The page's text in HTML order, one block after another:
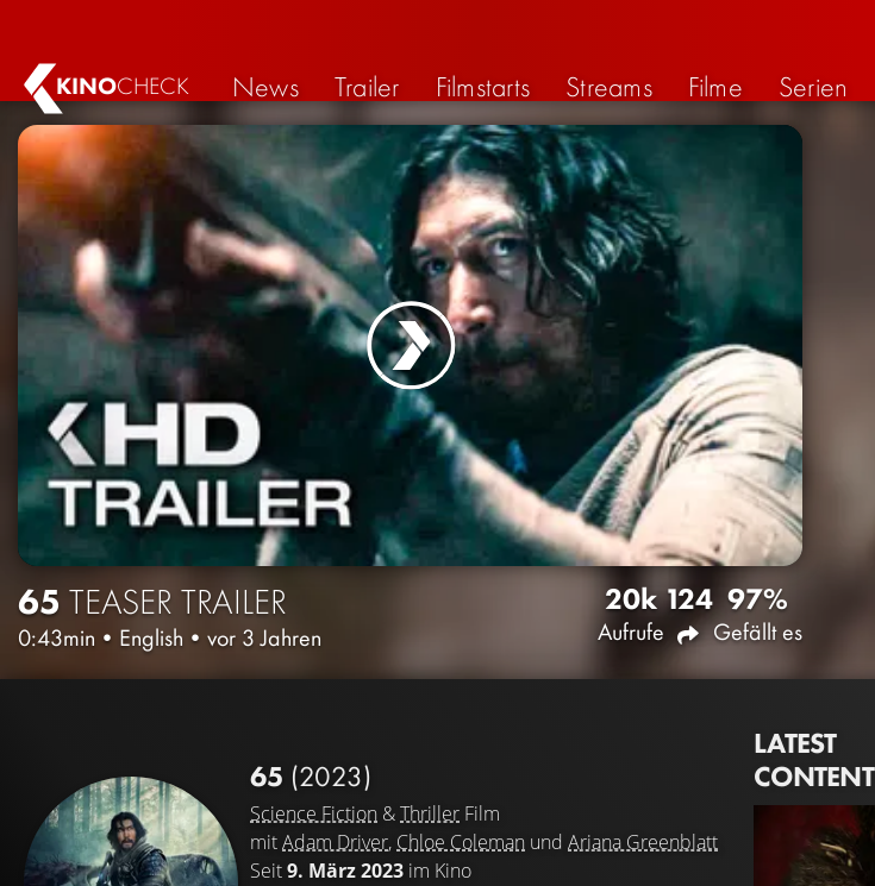
KINOCHECK News Trailer Filmstarts Streams Filme Serien
65 TEASER TRAILER
0:43min • English • vor 3 Jahren
20k
Aufrufe
124 97%
Gefällt es
65 (2023)
Science Fiction &Thriller Film
mitAdam Driver, Chloe Coleman und Ariana Greenblatt
Seit9. März 2023 im Kino
LATEST
CONTENT